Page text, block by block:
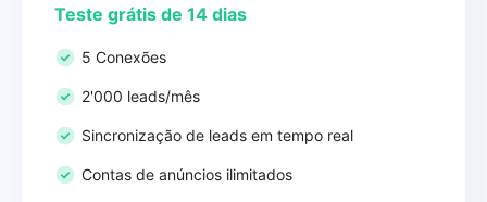
Teste grátis de 14 dias
5 Conexões
2'000 leads/mês
Sincronização de leads em tempo real
Contas de anúncios ilimitados